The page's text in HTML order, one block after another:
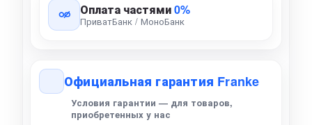
Оплата частями0%
ПриватБанк / МоноБанк
Официальная гарантия Franke
Условия гарантии — для товаров,
приобретенных у нас